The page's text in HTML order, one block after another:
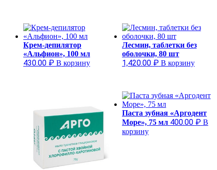
Крем-депилятор
«Альфион», 100 мл
430.00 ₽ В корзину
Лесмин, таблетки без
оболочки, 80 шт
1,420.00 ₽ В корзину
Паста зубная «Аргодент
Море», 75 мл 400.00 ₽ В
корзину